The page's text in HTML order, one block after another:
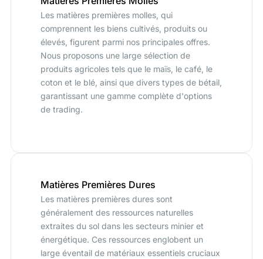
Les matières premières molles, qui
comprennent les biens cultivés, produits ou
élevés, figurent parmi nos principales offres.
Nous proposons une large sélection de
produits agricoles tels que le maïs, le café, le
coton et le blé, ainsi que divers types de bétail,
garantissant une gamme complète d'options
de trading.
Matières Premières Dures
Les matières premières dures sont
généralement des ressources naturelles
extraites du sol dans les secteurs minier et
énergétique. Ces ressources englobent un
large éventail de matériaux essentiels cruciaux